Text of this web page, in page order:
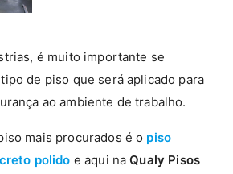
é muito importante se
de piso que será aplicado para
ao ambiente de trabalho.
mais procurados é o piso
polido e aqui naQualy Pisos